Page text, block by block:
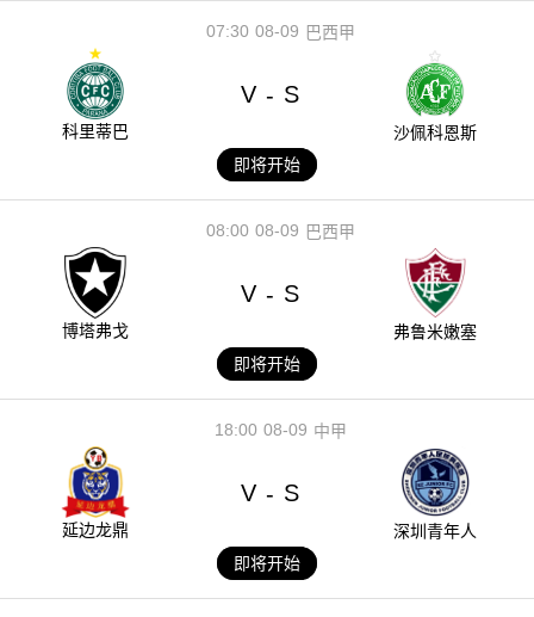
08-09
07:30 巴西甲
科里蒂巴
V - S
沙佩科恩斯
即将开始
08-09
08:00 巴西甲
博塔弗戈
V - S
弗鲁米嫩塞
即将开始
08-09
18:00 中甲
延边龙鼎
V - S
深圳青年人
即将开始